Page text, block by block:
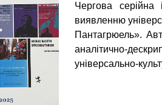
Чергова серійна
виявленню
Пантагрюель».
аналітично-
універсально-